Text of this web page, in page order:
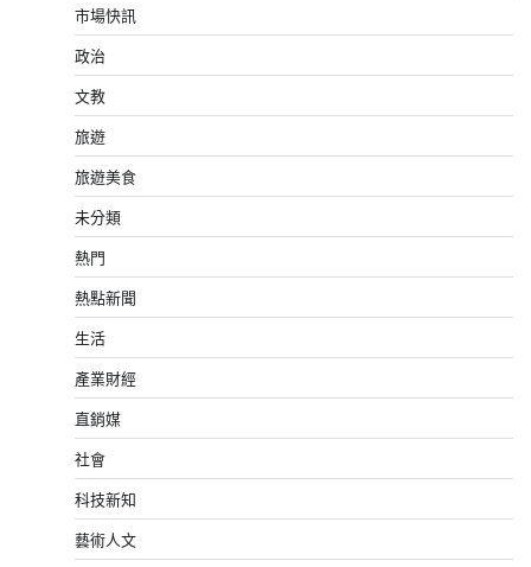
市場快訊
政治
文教
旅遊
旅遊美食
未分類
熱門
熱點新聞
生活
產業財經
直銷媒
社會
科技新知
藝術人文